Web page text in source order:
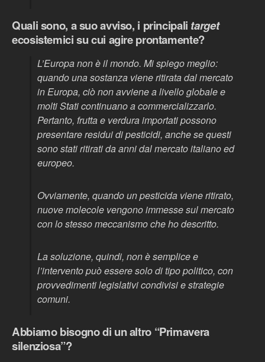
Quali sono, a suo avviso, i principali target
ecosistemici su cui agire prontamente?
L’Europa non è il mondo. Mi spiego meglio:
quando una sostanza viene ritirata dal mercato
in Europa, ciò non avviene a livello globale e
molti Stati continuano a commercializzarlo.
Pertanto, frutta e verdura importati possono
presentare residui di pesticidi, anche se questi
sono stati ritirati da anni dal mercato italiano ed
europeo.
Ovviamente, quando un pesticida viene ritirato,
nuove molecole vengono immesse sul mercato
con lo stesso meccanismo che ho descritto.
La soluzione, quindi, non è semplice e
l’intervento può essere solo di tipo politico, con
provvedimenti legislativi condivisi e strategie
comuni.
Abbiamo bisogno di un altro “Primavera
silenziosa”?